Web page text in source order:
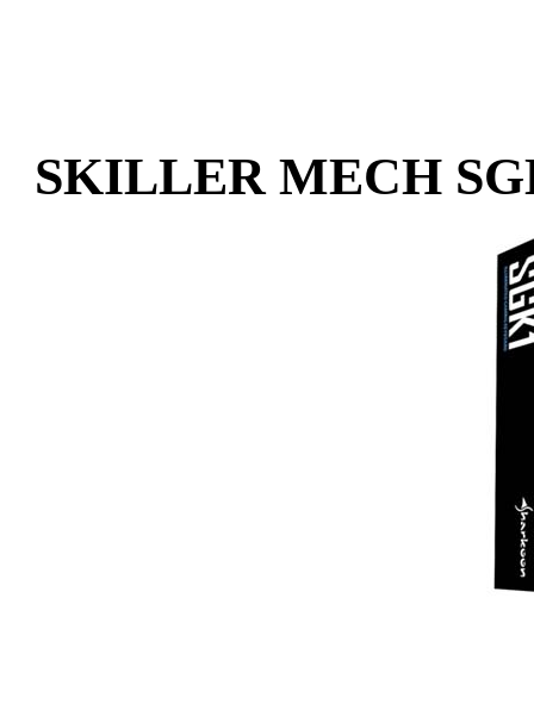
SKILLER MECH